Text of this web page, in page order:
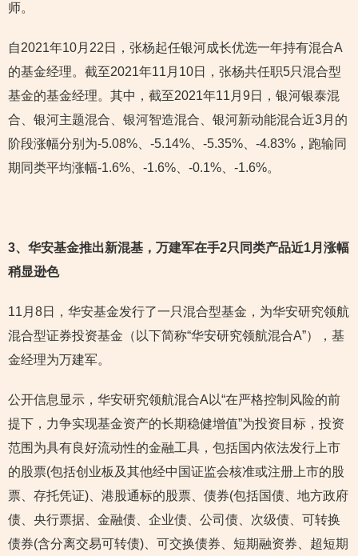
师。
自2021年10月22日，张杨起任银河成长优选一年持有混合A
的基金经理。截至2021年11月10日，张杨共任职5只混合型
基金的基金经理。其中，截至2021年11月9日，银河银泰混
合、银河主题混合、银河智造混合、银河新动能混合近3月的
阶段涨幅分别为-5.08%、-5.14%、-5.35%、-4.83%，跑输同
期同类平均涨幅-1.6%、-1.6%、-0.1%、-1.6%。
3、华安基金推出新混基，万建军在手2只同类产品近1月涨幅
稍显逊色
11月8日，华安基金发行了一只混合型基金，为华安研究领航
混合型证券投资基金（以下简称“华安研究领航混合A”），基
金经理为万建军。
公开信息显示，华安研究领航混合A以“在严格控制风险的前
提下，力争实现基金资产的长期稳健增值”为投资目标，投资
范围为具有良好流动性的金融工具，包括国内依法发行上市
的股票(包括创业板及其他经中国证监会核准或注册上市的股
票、存托凭证)、港股通标的股票、债券(包括国债、地方政府
债、央行票据、金融债、企业债、公司债、次级债、可转换
债券(含分离交易可转债)、可交换债券、短期融资券、超短期